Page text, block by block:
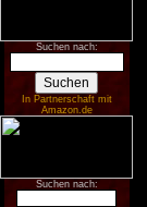
Suchen nach:
In Partnerschaft mit
Amazon.de
Suchen nach: